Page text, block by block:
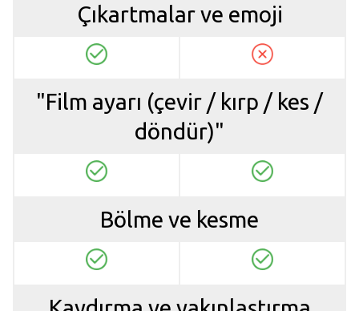
Çıkartmalar ve emoji
"Film ayarı (çevir / kırp / kes /
döndür)"
Bölme ve kesme